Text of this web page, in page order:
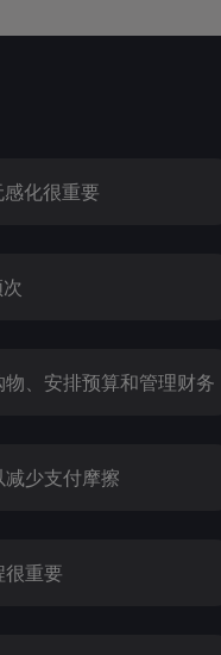
化很重要
、安排预算和管理财务
少支付摩擦
重要